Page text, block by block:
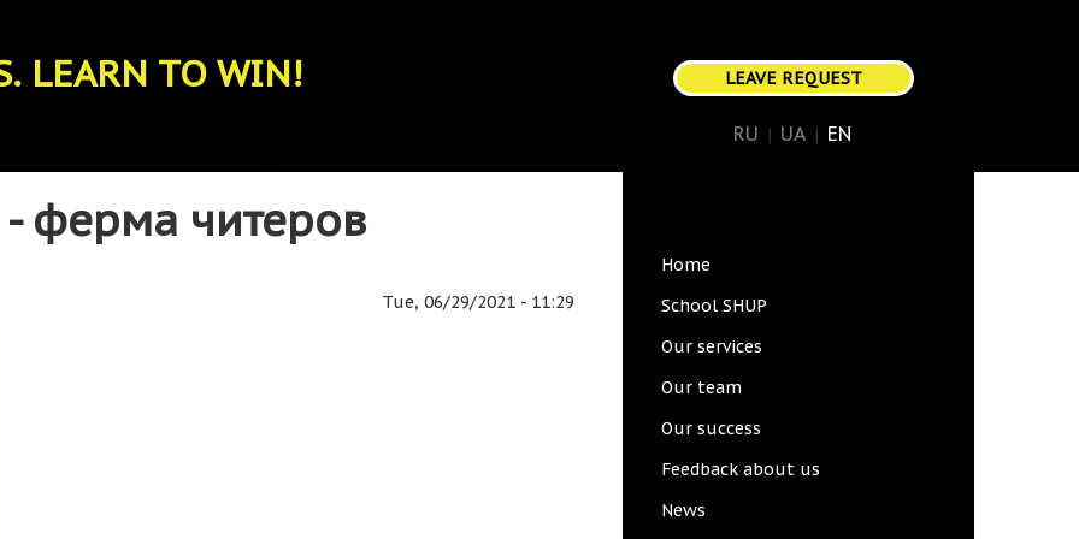
LEARN TO WIN! LEAVE REQUEST
RU UA EN
- ферма читеров
Tue, 06/29/2021 - 11:29
Main
navigation
Home
School SHUP
Our services
Our team
Our success
Feedback about us
News